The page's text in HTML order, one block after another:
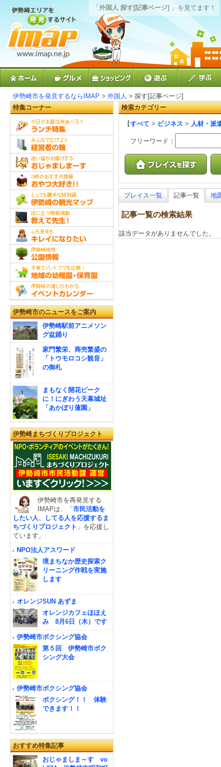
「外国人 探す[記事ページ] 」を見てます！
伊勢崎市を発見するならIMAP > 外国人 > 探す[記事ページ]
検索カテゴリー
【すべて > ビジネス > 人材・派
フリーワード：
プレイス一覧 記事一覧 地
記事一覧の検索結果
該当データがありませんでした。
特集コーナー
伊勢崎市のニュースをご案内
伊勢崎駅前アニメソン
グ盆踊り
家門繁栄、商売繁盛の
「トウモロコシ観音」
の御札
まもなく開花ピーク
に！にぎわう天幕城址
「あかぼり蓮園」
伊勢崎まちづくりプロジェクト
伊勢崎市を再発見する
IMAPは、「市民活動を
したい人、してる人を応援するま
ちづくりプロジェクト 」を応援し
ています。
NPO法人アスワード
境まちなか歴史探索ク
リーニング作戦を実施
します
オレンジSUN あずま
オレンジカフェほほえ
み 8月6日（木）です
伊勢崎市ボクシング協会
第５回 伊勢崎市ボク
シング大会
伊勢崎市ボクシング協会
ボクシング！！ 体験
できます！！
おすすめ特集記事
おじゃましま～す vo